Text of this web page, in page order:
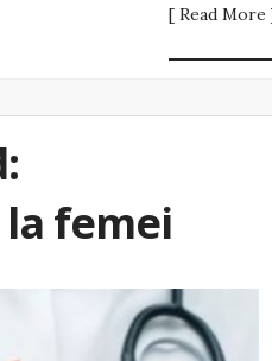
[ Read More
femei